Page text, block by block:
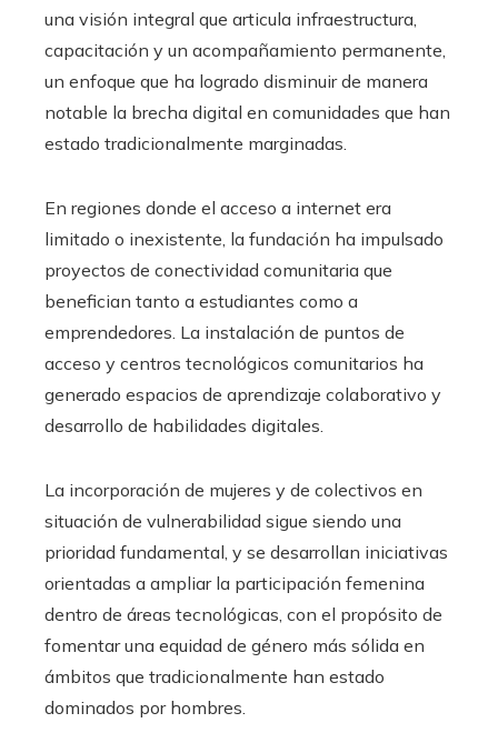
una visión integral que articula infraestructura,
capacitación y un acompañamiento permanente,
un enfoque que ha logrado disminuir de manera
notable la brecha digital en comunidades que han
estado tradicionalmente marginadas.
En regiones donde el acceso a internet era
limitado o inexistente, la fundación ha impulsado
proyectos de conectividad comunitaria que
benefician tanto a estudiantes como a
emprendedores. La instalación de puntos de
acceso y centros tecnológicos comunitarios ha
generado espacios de aprendizaje colaborativo y
desarrollo de habilidades digitales.
La incorporación de mujeres y de colectivos en
situación de vulnerabilidad sigue siendo una
prioridad fundamental, y se desarrollan iniciativas
orientadas a ampliar la participación femenina
dentro de áreas tecnológicas, con el propósito de
fomentar una equidad de género más sólida en
ámbitos que tradicionalmente han estado
dominados por hombres.